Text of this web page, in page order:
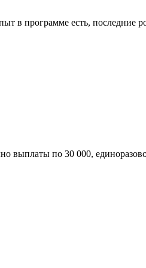
в программе есть, последние
выплаты по 30 000,